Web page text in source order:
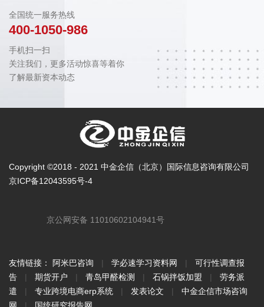
全国统一服务热线
400-1050-986
手机扫一扫
关注我们，更多活动惊喜等着你
了解最新资本动态
Copyright ©2018 - 2021 中金企信（北京）国际信息咨询有限公司
京ICP备12043595号-4
京公网安备 11010602104941号
友情链接： 阿米巴咨询 | 学必速学习资料网 |
可行性调查报
告
| 期货开户 | 青岛甲醛检测 | 石锅拌饭加盟 |
劳务派
遣
| 专业跨境电商erp系统 | 发表论文 |
中金企信市场咨询
网
| 国统研究报告网